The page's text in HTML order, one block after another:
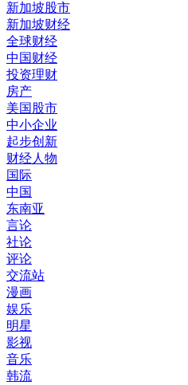
新加坡股市
新加坡财经
全球财经
中国财经
投资理财
房产
美国股市
中小企业
起步创新
财经人物
国际
中国
东南亚
言论
社论
评论
交流站
漫画
娱乐
明星
影视
音乐
韩流